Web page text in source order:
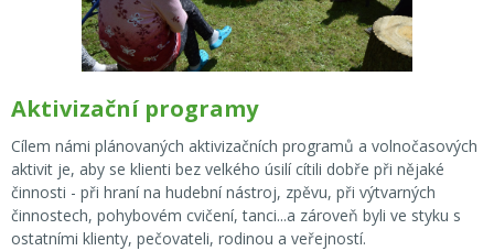
Aktivizační programy
Cílem námi plánovaných aktivizačních programů a volnočasových
aktivit je, aby se klienti bez velkého úsilí cítili dobře při nějaké
činnosti - při hraní na hudební nástroj, zpěvu, při výtvarných
činnostech, pohybovém cvičení, tanci...a zároveň byli ve styku s
ostatními klienty, pečovateli, rodinou a veřejností.